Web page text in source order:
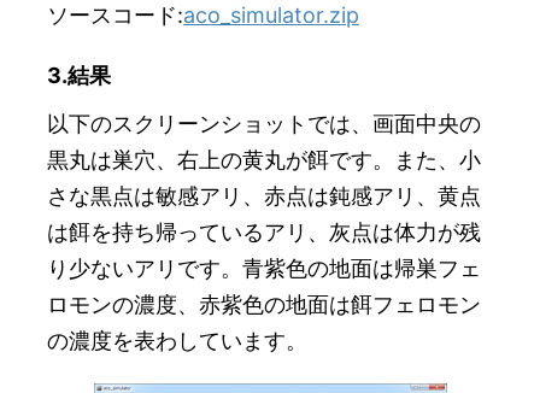
ソースコード:aco_simulator.zip
3.結果
以下のスクリーンショットでは、画面中央の
黒丸は巣穴、右上の黄丸が餌です。また、小
さな黒点は敏感アリ、赤点は鈍感アリ、黄点
は餌を持ち帰っているアリ、灰点は体力が残
り少ないアリです。青紫色の地面は帰巣フェ
ロモンの濃度、赤紫色の地面は餌フェロモン
の濃度を表わしています。